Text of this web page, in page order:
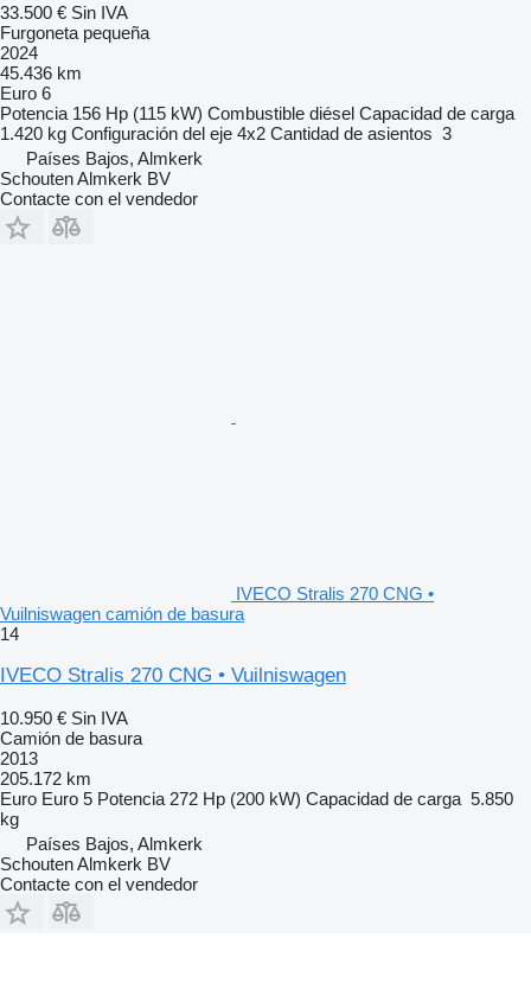
33.500 € Sin IVA
Furgoneta pequeña
2024
45.436 km
Euro 6
Potencia 156 Hp (115 kW) Combustible diésel Capacidad de carga
1.420 kg Configuración del eje 4x2 Cantidad de asientos 3
Países Bajos, Almkerk
Schouten Almkerk BV
Contacte con el vendedor
IVECO Stralis 270 CNG •
Vuilniswagen camión de basura
14
IVECO Stralis 270 CNG • Vuilniswagen
10.950 € Sin IVA
Camión de basura
2013
205.172 km
Euro Euro 5 Potencia 272 Hp (200 kW) Capacidad de carga 5.850
kg
Países Bajos, Almkerk
Schouten Almkerk BV
Contacte con el vendedor